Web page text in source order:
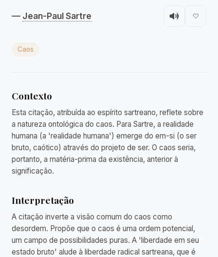
— Jean-Paul Sartre 🤍
Caos
Contexto
Esta citação, atribuída ao espírito sartreano, reflete sobre
a natureza ontológica do caos. Para Sartre, a realidade
humana (a 'realidade humana') emerge do em-si (o ser
bruto, caótico) através do projeto de ser. O caos seria,
portanto, a matéria-prima da existência, anterior à
significação.
Interpretação
A citação inverte a visão comum do caos como
desordem. Propõe que o caos é uma ordem potencial,
um campo de possibilidades puras. A 'liberdade em seu
estado bruto' alude à liberdade radical sartreana, que é